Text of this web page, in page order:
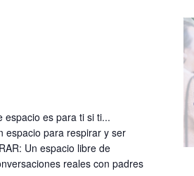
espacio es para ti si ti...
espacio para respirar y ser
Un espacio libre de
reales con padres